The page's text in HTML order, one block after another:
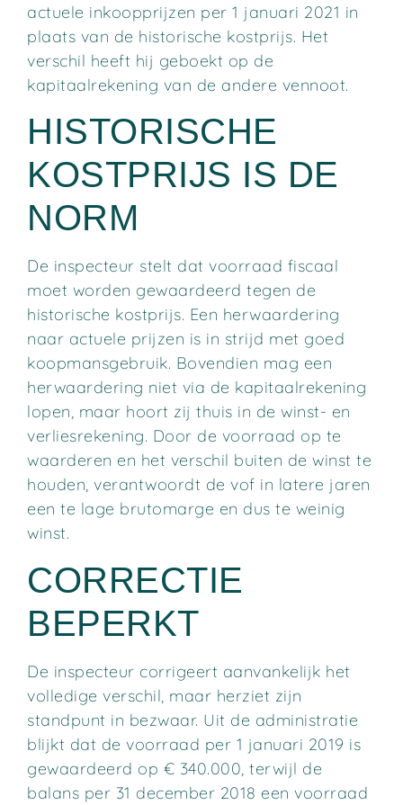
actuele inkoopprijzen per 1 januari 2021 in
plaats van de historische kostprijs. Het
verschil heeft hij geboekt op de
kapitaalrekening van de andere vennoot.
HISTORISCHE
KOSTPRIJS IS DE
NORM
De inspecteur stelt dat voorraad fiscaal
moet worden gewaardeerd tegen de
historische kostprijs. Een herwaardering
naar actuele prijzen is in strijd met goed
koopmansgebruik. Bovendien mag een
herwaardering niet via de kapitaalrekening
lopen, maar hoort zij thuis in de winst- en
verliesrekening. Door de voorraad op te
waarderen en het verschil buiten de winst te
houden, verantwoordt de vof in latere jaren
een te lage brutomarge en dus te weinig
winst.
CORRECTIE
BEPERKT
De inspecteur corrigeert aanvankelijk het
volledige verschil, maar herziet zijn
standpunt in bezwaar. Uit de administratie
blijkt dat de voorraad per 1 januari 2019 is
gewaardeerd op € 340.000, terwijl de
balans per 31 december 2018 een voorraad